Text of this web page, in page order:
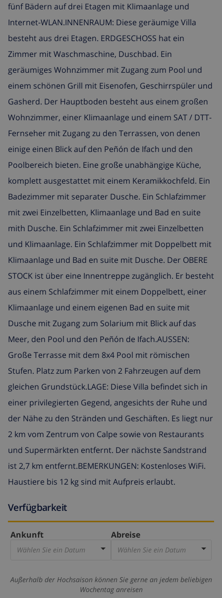
fünf Bädern auf drei Etagen mit Klimaanlage und
Internet-WLAN.INNENRAUM: Diese geräumige Villa
besteht aus drei Etagen. ERDGESCHOSS hat ein
Zimmer mit Waschmaschine, Duschbad. Ein
geräumiges Wohnzimmer mit Zugang zum Pool und
einem schönen Grill mit Eisenofen, Geschirrspüler und
Gasherd. Der Hauptboden besteht aus einem großen
Wohnzimmer, einer Klimaanlage und einem SAT / DTT-
Fernseher mit Zugang zu den Terrassen, von denen
einige einen Blick auf den Peñón de Ifach und den
Poolbereich bieten. Eine große unabhängige Küche,
komplett ausgestattet mit einem Keramikkochfeld. Ein
Badezimmer mit separater Dusche. Ein Schlafzimmer
mit zwei Einzelbetten, Klimaanlage und Bad en suite
mith Dusche. Ein Schlafzimmer mit zwei Einzelbetten
und Klimaanlage. Ein Schlafzimmer mit Doppelbett mit
Klimaanlage und Bad en suite mit Dusche. Der OBERE
STOCK ist über eine Innentreppe zugänglich. Er besteht
aus einem Schlafzimmer mit einem Doppelbett, einer
Klimaanlage und einem eigenen Bad en suite mit
Dusche mit Zugang zum Solarium mit Blick auf das
Meer, den Pool und den Peñón de Ifach.AUSSEN:
Große Terrasse mit dem 8x4 Pool mit römischen
Stufen. Platz zum Parken von 2 Fahrzeugen auf dem
gleichen Grundstück.LAGE: Diese Villa befindet sich in
einer privilegierten Gegend, angesichts der Ruhe und
der Nähe zu den Stränden und Geschäften. Es liegt nur
2 km vom Zentrum von Calpe sowie von Restaurants
und Supermärkten entfernt. Der nächste Sandstrand
ist 2,7 km entfernt.BEMERKUNGEN: Kostenloses WiFi.
Haustiere bis 12 kg sind mit Aufpreis erlaubt.
Verfügbarkeit
Ankunft
Wählen Sie ein Datum
Abreise
Wählen Sie ein Datum
Außerhalb der Hochsaison können Sie gerne an jedem beliebigen
Wochentag anreisen